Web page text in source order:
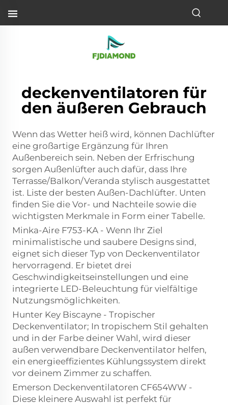
deckenventilatoren für
den äußeren Gebrauch
Wenn das Wetter heiß wird, können Dachlüfter
eine großartige Ergänzung für Ihren
Außenbereich sein. Neben der Erfrischung
sorgen Außenlüfter auch dafür, dass Ihre
Terrasse/Balkon/Veranda stylisch ausgestattet
ist. Liste der besten Außen-Dachlüfter. Unten
finden Sie die Vor- und Nachteile sowie die
wichtigsten Merkmale in Form einer Tabelle.
Minka-Aire F753-KA - Wenn Ihr Ziel
minimalistische und saubere Designs sind,
eignet sich dieser Typ von Deckenventilator
hervorragend. Er bietet drei
Geschwindigkeitseinstellungen und eine
integrierte LED-Beleuchtung für vielfältige
Nutzungsmöglichkeiten.
Hunter Key Biscayne - Tropischer
Deckenventilator; In tropischem Stil gehalten
und in der Farbe deiner Wahl, wird dieser
außen verwendbare Deckenventilator helfen,
ein energieeffizientes Kühlungssystem direkt
vor deinem Zimmer zu schaffen.
Emerson Deckenventilatoren CF654WW -
Diese kleinere Auswahl ist perfekt für